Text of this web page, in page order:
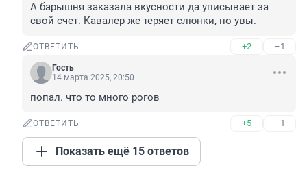
А барышня заказала вкусности да уписывает за
свой счет. Кавалер же теряет слюнки, но увы.
ОТВЕТИТЬ +2 –1
Гость
14 марта 2025, 20:50
попал. что то много рогов
ОТВЕТИТЬ +5 –1
Показать ещё 15 ответов